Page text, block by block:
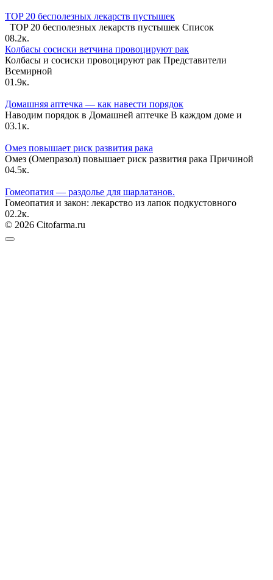
TOP 20 бесполезных лекарств пустышек
TOP 20 бесполезных лекарств пустышек Список
08.2к.
Колбасы сосиски ветчина провоцируют рак
Колбасы и сосиски провоцируют рак Представители
Всемирной
01.9к.
Домашняя аптечка — как навести порядок
Наводим порядок в Домашней аптечке В каждом доме и
03.1к.
Омез повышает риск развития рака
Омез (Омепразол) повышает риск развития рака Причиной
04.5к.
Гомеопатия — раздолье для шарлатанов.
Гомеопатия и закон: лекарство из лапок подкустовного
02.2к.
© 2026 Citofarma.ru